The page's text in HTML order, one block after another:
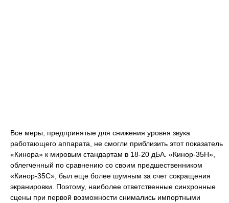
Все меры, предпринятые для снижения уровня звука
работающего аппарата, не смогли приблизить этот показатель
«Кинора» к мировым стандартам в 18-20 дБА. «Кинор-35Н»,
облегченный по сравнению со своим предшественником
«Кинор-35С», был еще более шумным за счет сокращения
экранировки. Поэтому, наиболее ответственные синхронные
сцены при первой возможности снимались импортными